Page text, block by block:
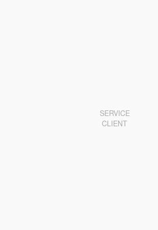
SERVICE
CLIENT